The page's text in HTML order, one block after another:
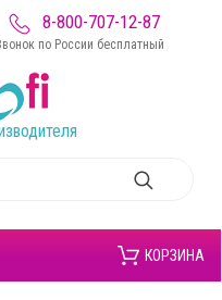
8-800-707-12-87
по России бесплатный
КОРЗИНА